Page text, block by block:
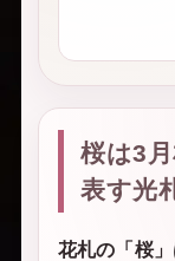
桜は3
表す光
花札の「桜」